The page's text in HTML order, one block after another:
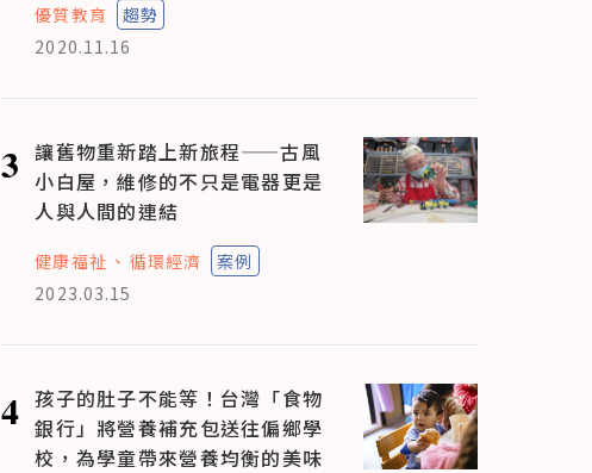
優質教育
趨勢
2020.11.16
3
讓舊物重新踏上新旅程——古風
小白屋，維修的不只是電器更是
人與人間的連結
健康福祉 循環經濟
案例
2023.03.15
4 孩子的肚子不能等！台灣「食物
銀行」將營養補充包送往偏鄉學
校，為學童帶來營養均衡的美味